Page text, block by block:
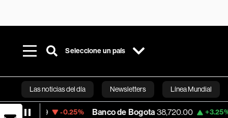
Seleccione un país
Las noticias del día Newsletters Línea Mundial
Bloomberg
-0.25% Banco de Bogota 38,720.00 +3.25% Apple